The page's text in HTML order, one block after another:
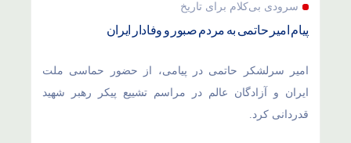
سرودی بی‌کلام برای تاریخ
پیام امیر حاتمی به مردم صبور و وفادار ایران
امیر سرلشکر حاتمی در پیامی، از حضور حماسی ملت
ایران و آزادگان عالم در مراسم تشییع پیکر رهبر شهید
قدردانی کرد.